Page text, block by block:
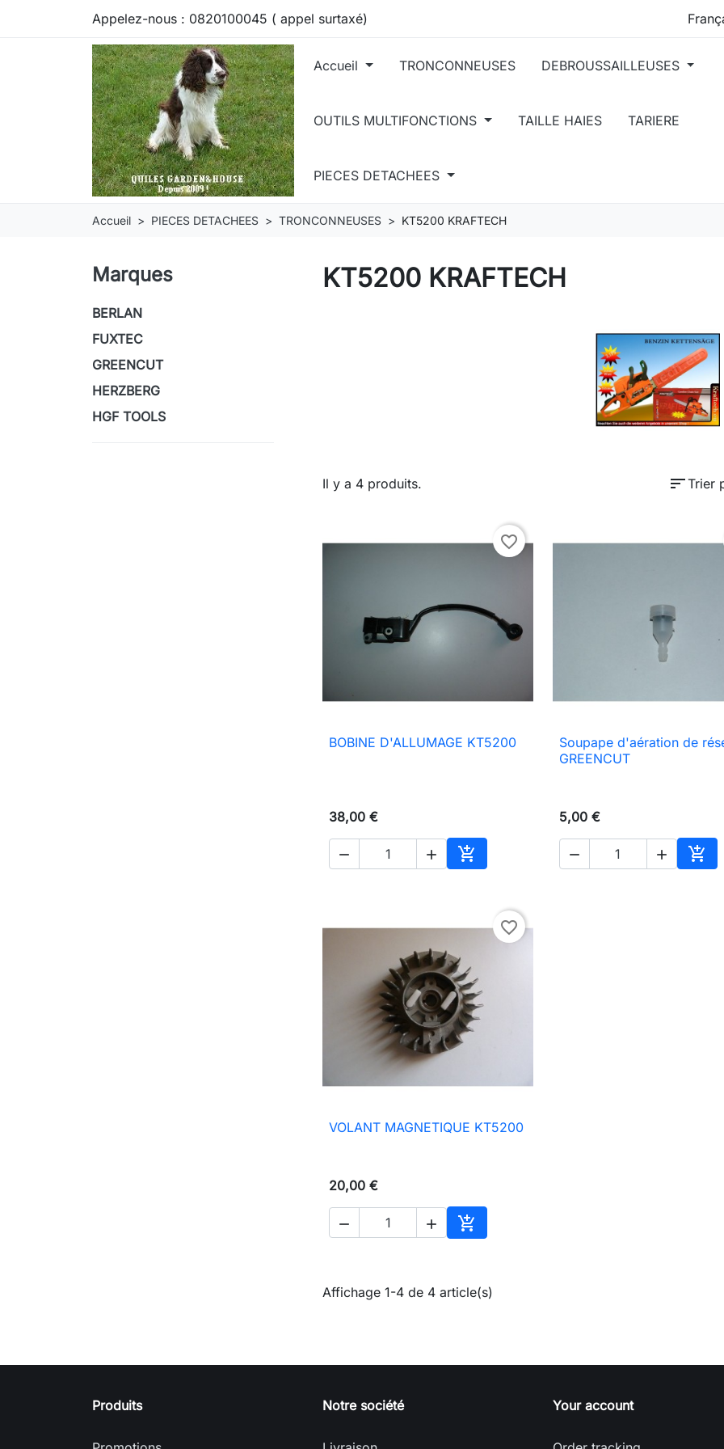
Appelez-nous : 0820100045 ( appel surtaxé)
Accueil TRONCONNEUSES DEBROUSSAILLEUSES
OUTILS MULTIFONCTIONS TAILLE HAIES TARIERE
PIECES DETACHEES
Accueil PIECES DETACHEES TRONCONNEUSES KT5200 KRAFTECH
Marques
BERLAN
FUXTEC
GREENCUT
HERZBERG
HGF TOOLS
KT5200 KRAFTECH
Il y a 4 produits. sortTrier
favorite_border
 Aperçu rapide
BOBINE D'ALLUMAGE KT5200
38,00 €
  
Ajouter au panier
 Aperçu rapide
Soupape d'aération de
GREENCUT
5,00 €
  
favorite_border
 Aperçu rapide
VOLANT MAGNETIQUE KT5200
20,00 €
  
Ajouter au panier
Affichage 1-4 de 4 article(s)
Produits Notre société Your account